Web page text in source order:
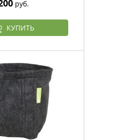
руб.
КУПИТЬ